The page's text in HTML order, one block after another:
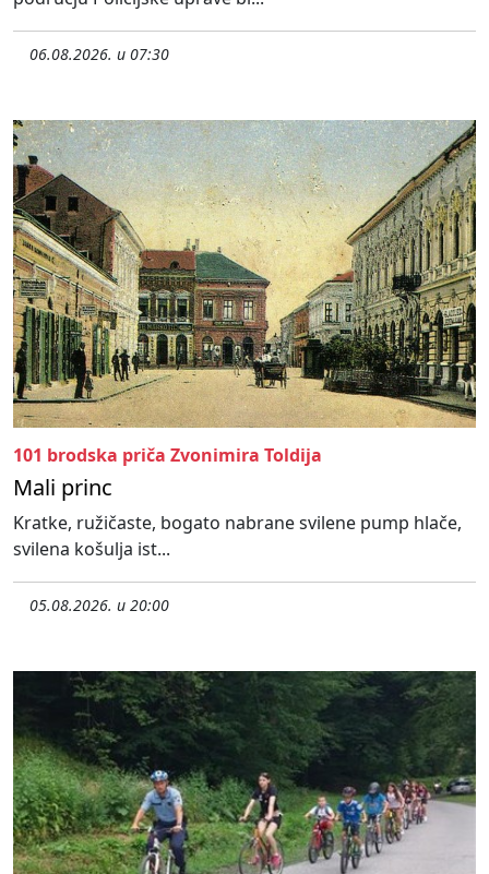
06.08.2026. u 07:30
101 brodska priča Zvonimira Toldija
Mali princ
Kratke, ružičaste, bogato nabrane svilene pump hlače,
svilena košulja ist...
05.08.2026. u 20:00